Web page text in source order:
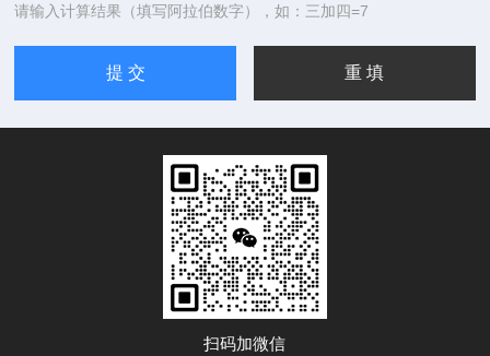
请输入计算结果（填写阿拉伯数字），如：三加四=7
扫码加微信